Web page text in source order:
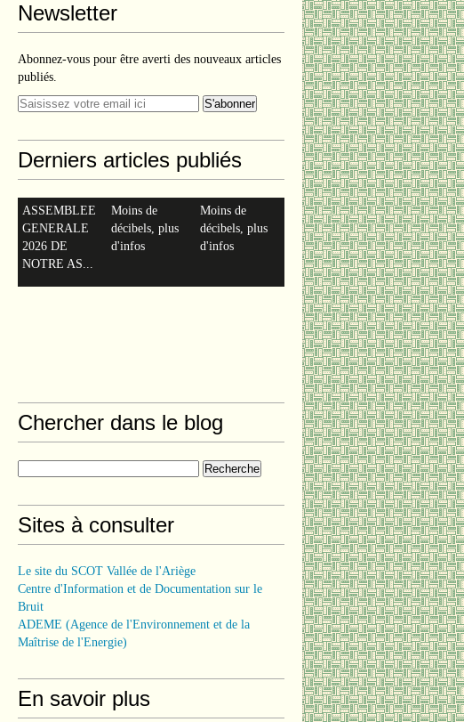
Newsletter
Abonnez-vous pour être averti des nouveaux articles
publiés.
Derniers articles publiés
ASSEMBLEE
GENERALE
2026 DE
NOTRE AS...
Moins de
décibels, plus
d'infos
Moins de
décibels, plus
d'infos
Chercher dans le blog
Sites à consulter
Le site du SCOT Vallée de l'Ariège
Centre d'Information et de Documentation sur le
Bruit
ADEME (Agence de l'Environnement et de la
Maîtrise de l'Energie)
En savoir plus